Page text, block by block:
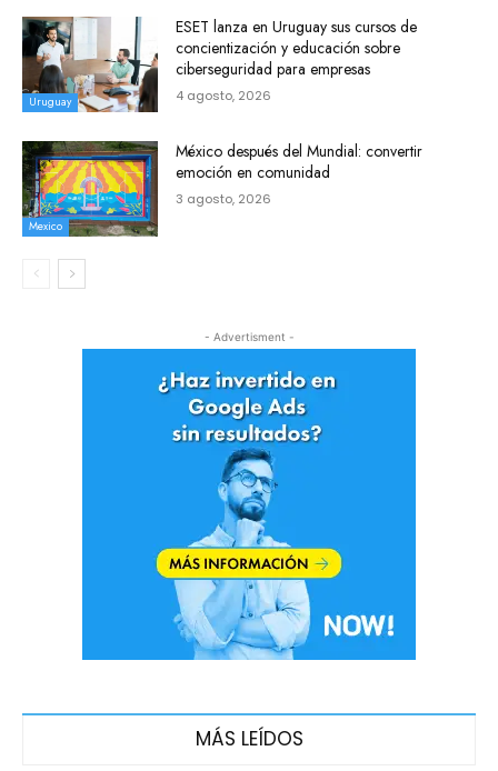
Uruguay
ESET lanza en Uruguay sus cursos de
concientización y educación sobre
ciberseguridad para empresas
4 agosto, 2026
Mexico
México después del Mundial: convertir
emoción en comunidad
3 agosto, 2026
- Advertisment -
MÁS LEÍDOS